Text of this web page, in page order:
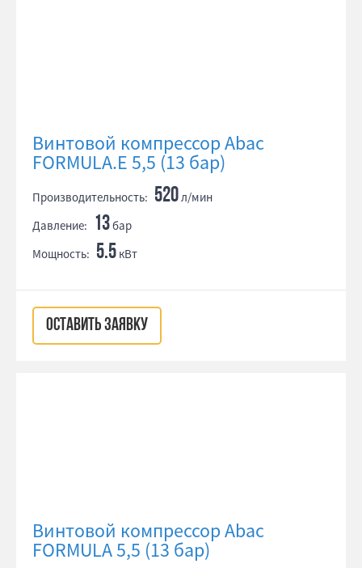
Винтовой компрессор Abac
FORMULA.E 5,5 (13 бар)
Производительность: 520л/мин
Давление: 13бар
Мощность: 5.5 кВт
ОСТАВИТЬ ЗАЯВКУ
Винтовой компрессор Abac
FORMULA 5,5 (13 бар)